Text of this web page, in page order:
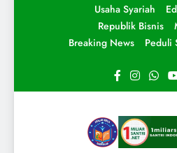
Usaha Syariah
Republik Bisnis
Breaking News
Peduli